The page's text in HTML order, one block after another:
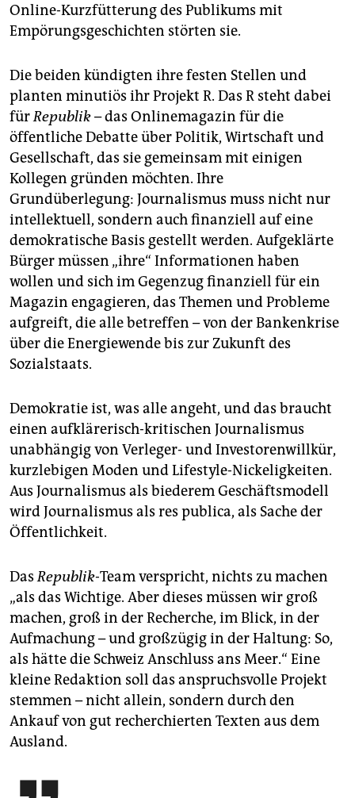
Online-Kurzfütterung des Publikums mit
Empörungsgeschichten störten sie.
Die beiden kündigten ihre festen Stellen und
planten minutiös ihr Projekt R. Das R steht dabei
fürRepublik– das Onlinemagazin für die
öffentliche Debatte über Politik, Wirtschaft und
Gesellschaft, das sie gemeinsam mit einigen
Kollegen gründen möchten. Ihre
Grundüberlegung: Journalismus muss nicht nur
intellektuell, sondern auch finanziell auf eine
demokratische Basis gestellt werden. Aufgeklärte
Bürger müssen „ihre“ Informationen haben
wollen und sich im Gegenzug finanziell für ein
Magazin engagieren, das Themen und Probleme
aufgreift, die alle betreffen – von der Bankenkrise
über die Energiewende bis zur Zukunft des
Sozialstaats.
Demokratie ist, was alle angeht, und das braucht
einen aufklärerisch-kritischen Journalismus
unabhängig von Verleger- und Investorenwillkür,
kurzlebigen Moden und Lifestyle-Nickeligkeiten.
Aus Journalismus als biederem Geschäftsmodell
wird Journalismus als res publica, als Sache der
Öffentlichkeit.
DasRepublik-Team verspricht, nichts zu machen
„als das Wichtige. Aber dieses müssen wir groß
machen, groß in der Recherche, im Blick, in der
Aufmachung – und großzügig in der Haltung: So,
als hätte die Schweiz Anschluss ans Meer.“ Eine
kleine Redaktion soll das anspruchsvolle Projekt
stemmen – nicht allein, sondern durch den
Ankauf von gut recherchierten Texten aus dem
Ausland.